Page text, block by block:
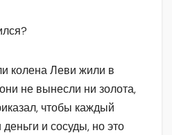
колена Леви жили в
не вынесли ни золота,
чтобы каждый
и сосуды, но это